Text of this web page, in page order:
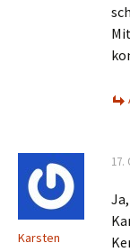
Karsten
17.